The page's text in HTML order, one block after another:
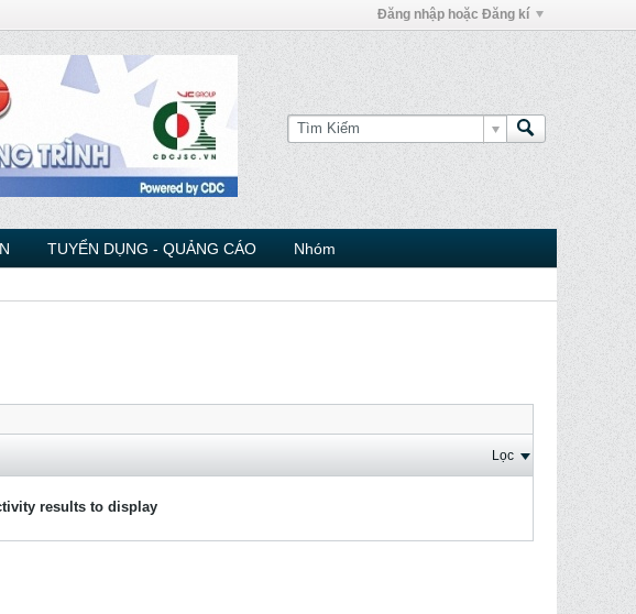
Đăng nhập hoặc Đăng kí
TUYỂN DỤNG - QUẢNG CÁO Nhóm
Lọc
results to display